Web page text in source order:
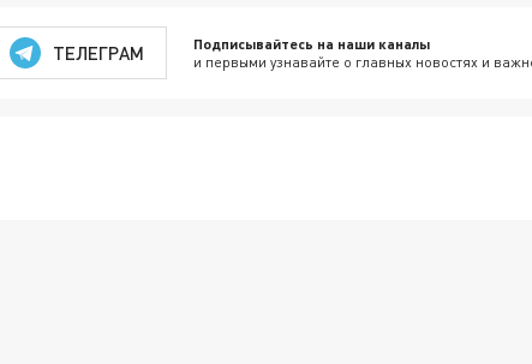
ТЕЛЕГРАМ Подписывайтесь на наши каналы
и первыми узнавайте о главных новостях и